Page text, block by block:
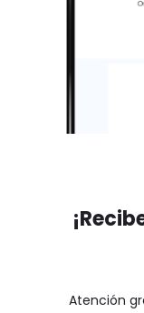
Atención